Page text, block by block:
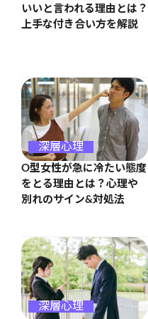
いいと言われる理由とは？
上手な付き合い方を解説
深層心理
O型女性が急に冷たい態度
をとる理由とは？心理や
別れのサイン&対処法
深層心理